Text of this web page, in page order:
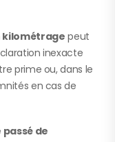
kilométrage peut
inexacte
prime ou, dans le
en cas de
de